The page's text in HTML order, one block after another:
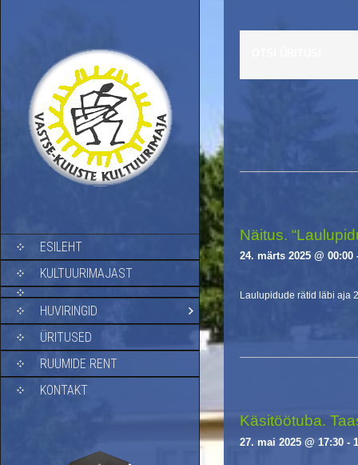
SKIP TO CONTENT
ESILEHT
KULTUURIMAJAST
HUVIRINGID
ÜRITUSED
RUUMIDE RENT
KONTAKT
s
t
i
Näitus.
24. märts 2025 @ 00:00
Laulupidude rätid läbi aja
Käsitöötuba.
27. mai 2025 @ 17:30 -